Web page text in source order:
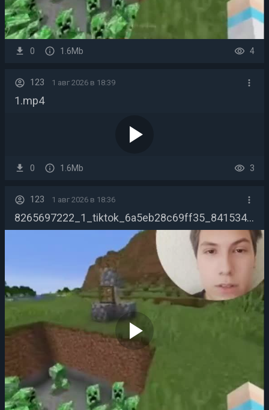
0 1.6Mb 4
123 1 авг 2026 в 18:39
1.mp4
play_arrow
0 1.6Mb 3
123 1 авг 2026 в 18:36
8265697222_1_tiktok_6a5eb28c69ff35_84153418.mp4
play_arrow